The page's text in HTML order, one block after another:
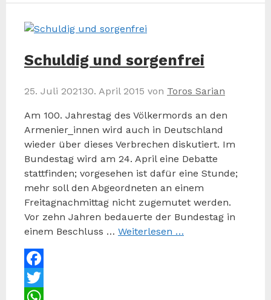
Schuldig und sorgenfrei
25. Juli 202130. April 2015 von Toros Sarian
Am 100. Jahrestag des Völkermords an den
Armenier_innen wird auch in Deutschland
wieder über dieses Verbrechen diskutiert. Im
Bundestag wird am 24. April eine Debatte
stattfinden; vorgesehen ist dafür eine Stunde;
mehr soll den Abgeordneten an einem
Freitagnachmittag nicht zugemutet werden.
Vor zehn Jahren bedauerte der Bundestag in
einem Beschluss … Weiterlesen …
Facebook
Twitter